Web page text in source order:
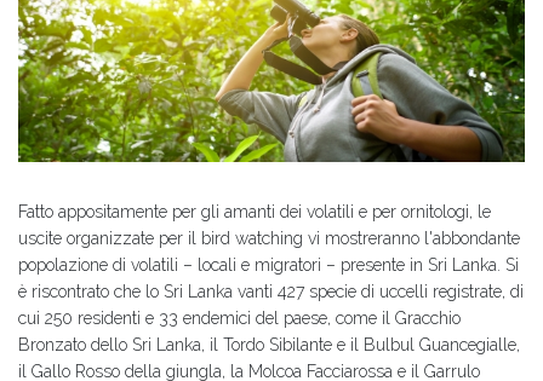
Fatto appositamente per gli amanti dei volatili e per ornitologi, le
uscite organizzate per il bird watching vi mostreranno l'abbondante
popolazione di volatili – locali e migratori – presente in Sri Lanka. Si
è riscontrato che lo Sri Lanka vanti 427 specie di uccelli registrate, di
cui 250 residenti e 33 endemici del paese, come il Gracchio
Bronzato dello Sri Lanka, il Tordo Sibilante e il Bulbul Guancegialle,
il Gallo Rosso della giungla, la Molcoa Facciarossa e il Garrulo